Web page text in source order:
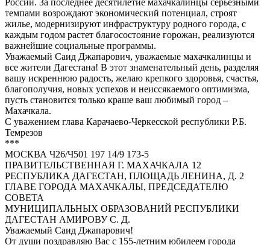
темпами возрождают экономический потенциал, строят
жилье, модернизируют инфраструктуру родного города, с
каждым годом растет благосостояние горожан, реализуются
важнейшие социальные программы.
Уважаемый Саид Джапарович, уважаемые махачкалинцы и
все жители Дагестана! В этот знаменательный день, разделяя
вашу искреннюю радость, желаю крепкого здоровья, счастья,
благополучия, новых успехов и неиссякаемого оптимизма,
пусть становится только краше ваш любимый город –
Махачкала.
С уважением глава Карачаево-Черкесской республики Р.Б.
Темрезов
***
МОСКВА Ч26/Ч501 197 14/9 173-5
ПРАВИТЕЛЬСТВЕННАЯ Г. МАХАЧКАЛА 12
РЕСПУБЛИКА ДАГЕСТАН, ПЛОЩАДЬ ЛЕНИНА, Д. 2
ГЛАВЕ ГОРОДА МАХАЧКАЛЫ, ПРЕДСЕДАТЕЛЮ
СОВЕТА
МУНИЦИПАЛЬНЫХ ОБРАЗОВАНИЙ РЕСПУБЛИКИ
ДАГЕСТАН АМИРОВУ С. Д.
Уважаемый Саид Джапарович!
От души поздравляю Вас с 155-летним юбилеем города